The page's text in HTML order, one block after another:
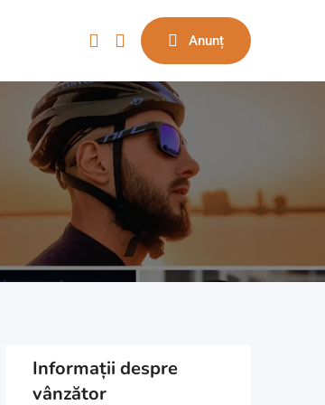
Anunț
Informații despre
vânzător